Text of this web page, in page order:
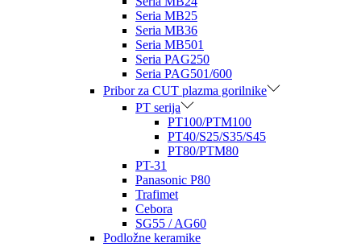
Seria MB25
Seria MB36
Seria MB501
Seria PAG250
Seria PAG501/600
Pribor za CUT plazma gorilnike
PT serija
PT100/PTM100
PT40/S25/S35/S45
PT80/PTM80
PT-31
Panasonic P80
Trafimet
Cebora
SG55 / AG60
Podložne keramike